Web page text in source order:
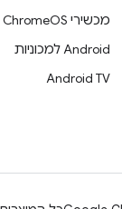
מכשירי ChromeOS
Android למכוניות
Android TV